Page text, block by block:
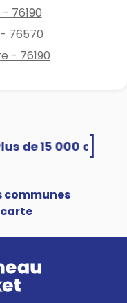
76190
76570
- 76190
communes